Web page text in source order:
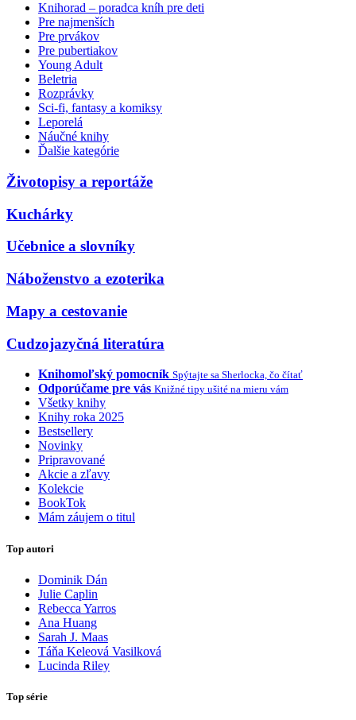
Knihorad – poradca kníh pre deti
Pre najmenších
Pre prvákov
Pre pubertiakov
Young Adult
Beletria
Rozprávky
Sci-fi, fantasy a komiksy
Leporelá
Náučné knihy
Ďalšie kategórie
Životopisy a reportáže
Kuchárky
Učebnice a slovníky
Náboženstvo a ezoterika
Mapy a cestovanie
Cudzojazyčná literatúra
Knihomoľský pomocník Spýtajte sa Sherlocka, čo čítať
Odporúčame pre vás Knižné tipy ušité na mieru vám
Všetky knihy
Knihy roka 2025
Bestsellery
Novinky
Pripravované
Akcie a zľavy
Kolekcie
BookTok
Mám záujem o titul
Top autori
Dominik Dán
Julie Caplin
Rebecca Yarros
Ana Huang
Sarah J. Maas
Táňa Keleová Vasilková
Lucinda Riley
Top série